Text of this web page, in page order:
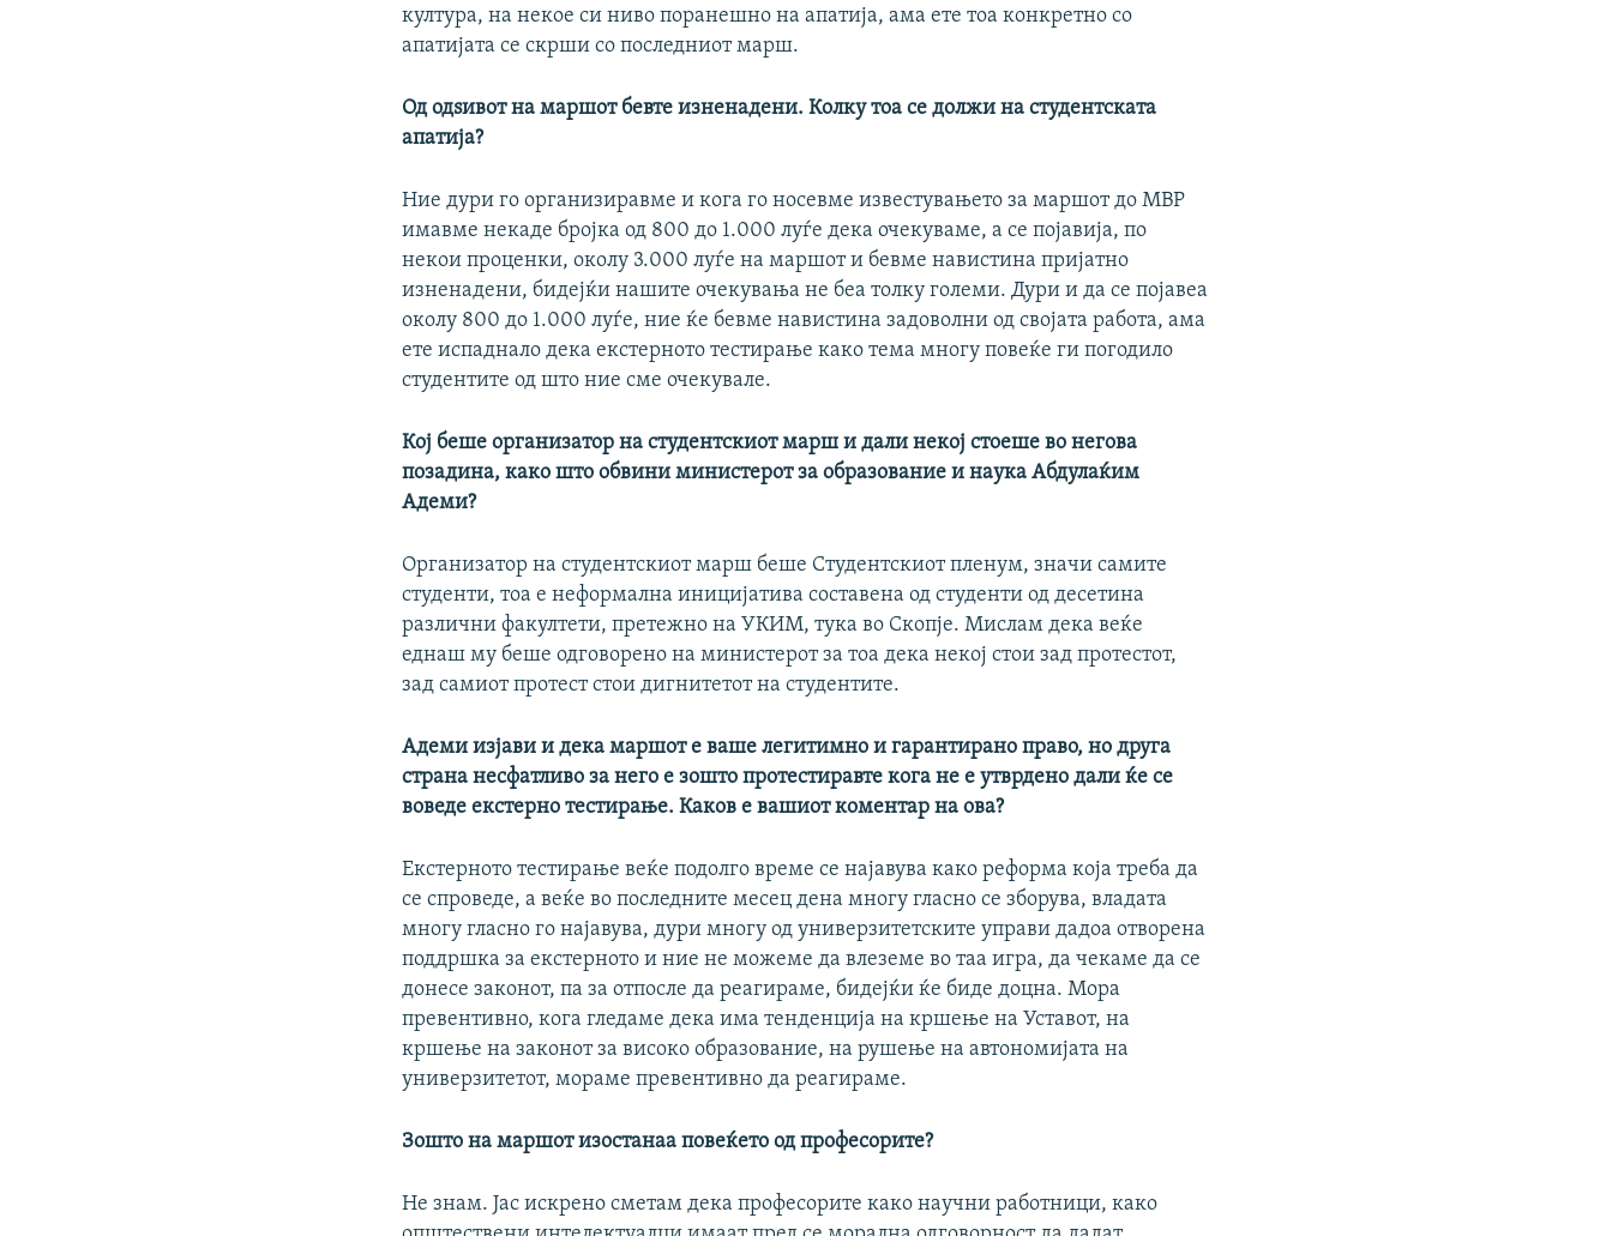
култура, на некое си ниво поранешно на апатија, ама ете тоа конкретно со
апатијата се скрши со последниот марш.
Од одѕивот на маршот бевте изненадени. Колку тоа се должи на студентската
апатија?
Ние дури го организиравме и кога го носевме известувањето за маршот до МВР
имавме некаде бројка од 800 до 1.000 луѓе дека очекуваме, а се појавија, по
некои проценки, околу 3.000 луѓе на маршот и бевме навистина пријатно
изненадени, бидејќи нашите очекувања не беа толку големи. Дури и да се појавеа
околу 800 до 1.000 луѓе, ние ќе бевме навистина задоволни од својата работа, ама
ете испаднало дека екстерното тестирање како тема многу повеќе ги погодило
студентите од што ние сме очекувале.
Кој беше организатор на студентскиот марш и дали некој стоеше во негова
позадина, како што обвини министерот за образование и наука Абдулаќим
Адеми?
Организатор на студентскиот марш беше Студентскиот пленум, значи самите
студенти, тоа е неформална иницијатива составена од студенти од десетина
различни факултети, претежно на УКИМ, тука во Скопје. Мислам дека веќе
еднаш му беше одговорено на министерот за тоа дека некој стои зад протестот,
зад самиот протест стои дигнитетот на студентите.
Адеми изјави и дека маршот е ваше легитимно и гарантирано право, но друга
страна несфатливо за него е зошто протестиравте кога не е утврдено дали ќе се
воведе екстерно тестирање. Каков е вашиот коментар на ова?
Екстерното тестирање веќе подолго време се најавува како реформа која треба да
се спроведе, а веќе во последните месец дена многу гласно се зборува, владата
многу гласно го најавува, дури многу од универзитетските управи дадоа отворена
поддршка за екстерното и ние не можеме да влеземе во таа игра, да чекаме да се
донесе законот, па за отпосле да реагираме, бидејќи ќе биде доцна. Мора
превентивно, кога гледаме дека има тенденција на кршење на Уставот, на
кршење на законот за високо образование, на рушење на автономијата на
универзитетот, мораме превентивно да реагираме.
Зошто на маршот изостанаа повеќето од професорите?
Не знам. Јас искрено сметам дека професорите како научни работници, како